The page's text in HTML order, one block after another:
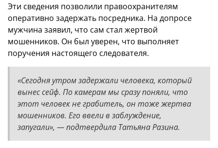
Эти сведения позволили правоохранителям
оперативно задержать посредника. На допросе
мужчина заявил, что сам стал жертвой
мошенников. Он был уверен, что выполняет
поручения настоящего следователя.
«Сегодня утром задержали человека, который
вынес сейф. По камерам мы сразу поняли, что
этот человек не грабитель, он тоже жертва
мошенников. Его ввели в заблуждение,
запугали», — подтвердила Татьяна Разина.